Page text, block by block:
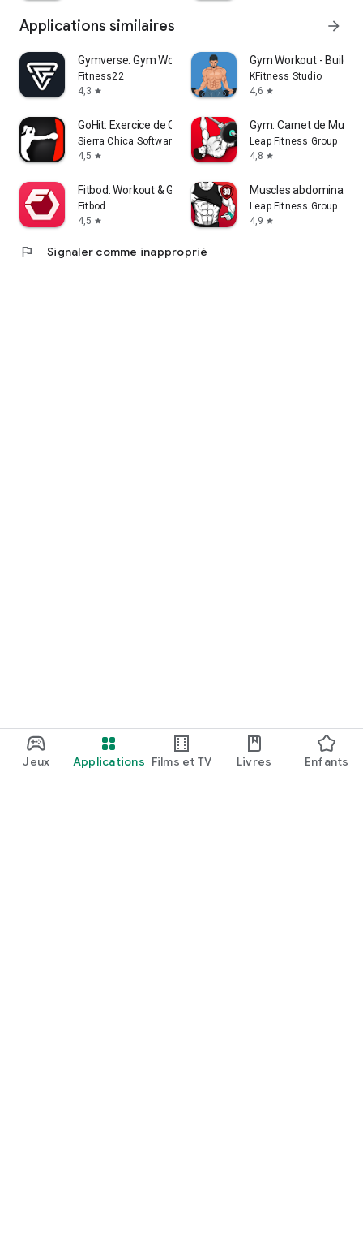
Jeux Applications Films et TV Livres Enfants
Applications similaires arrow_forward
Gymverse: Gym Workout Planner
Fitness22
4,3 star
Gym Workout - Build
KFitness Studio
4,6 star
GoHit: Exercice de Cardio Boxe
Sierra Chica Software SL
4,5 star
Gym: Carnet de
Leap Fitness Group
4,8 star
Fitbod: Workout & Gym Planner
Fitbod
4,5 star
Muscles abdominaux
Leap Fitness Group
4,9 star
flag Signaler comme inapproprié